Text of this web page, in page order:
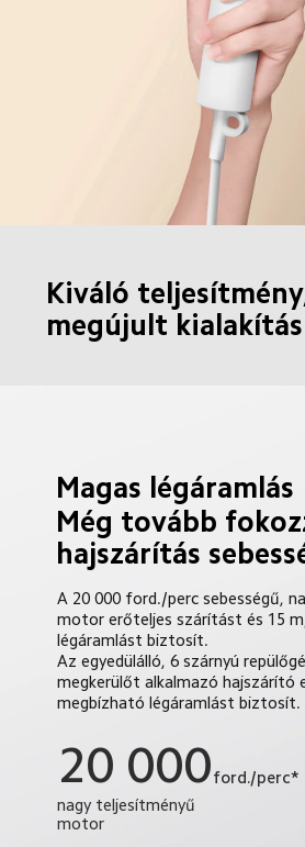
Kiváló
megújult kialakítás
Magas légáramlás
Még tovább
hajszárítás
A 20 000 ford./perc sebességű,
motor erőteljes szárítást és 15
légáramlást biztosít.
Az egyedülálló, 6 szárnyú
megkerülőt alkalmazó hajszárító
megbízható légáramlást biztosít.
20 000 ford./perc*
nagy teljesítményű
motor